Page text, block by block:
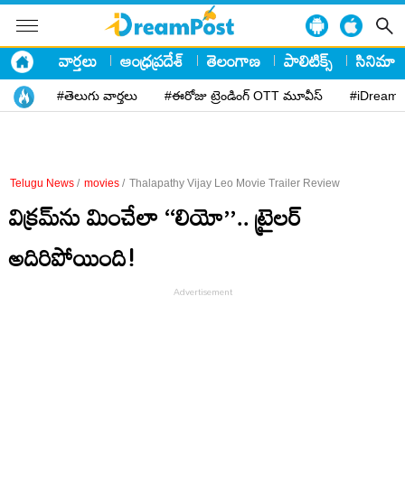
వార్తలు ఆంధ్రప్రదేశ్ తెలంగాణ పాలిటిక్స్ సినిమా
#తెలుగు వార్తలు #ఈరోజు ట్రెండింగ్ OTT మూవీస్
Telugu News / movies / Thalapathy Vijay Leo Movie Trailer Review
విక్రమ్‌ను మించేలా ‘‘లియో’’.. ట్రైలర్‌
అదిరిపోయింది!